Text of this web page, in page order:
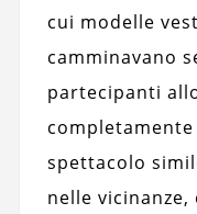
cui modelle
camminavano
partecipanti
spettacolo
nelle